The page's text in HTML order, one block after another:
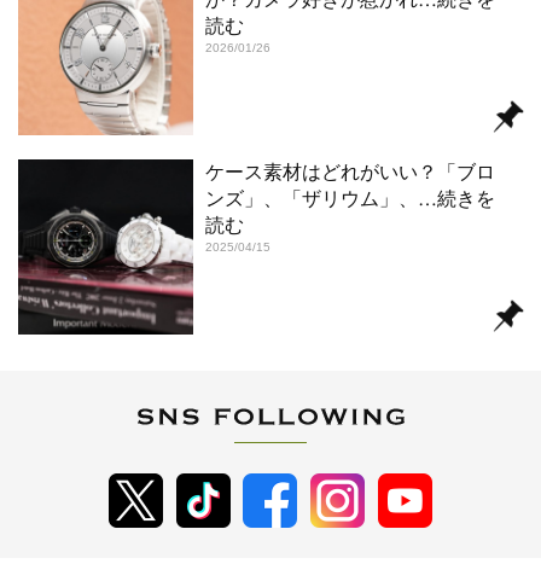
読む
2026/01/26
ケース素材はどれがいい？「ブロ
ンズ」、「ザリウム」、 …続きを
読む
2025/04/15